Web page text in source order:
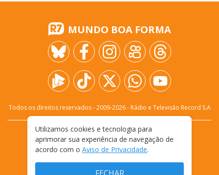
MUNDO BOA FORMA
Todos os direitos reservados - 2009-2026- Rádio e Televisão Record S.A
FALE CONOSCO
PRIVACIDADE
TERMOS E CONDIÇÕES DE USO
Utilizamos cookies e tecnologia para
aprimorar sua experiência de navegação de
acordo com o Aviso de Privacidade.